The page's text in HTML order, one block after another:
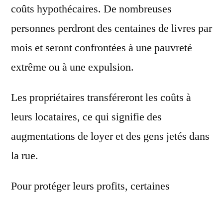
coûts hypothécaires. De nombreuses
personnes perdront des centaines de livres par
mois et seront confrontées à une pauvreté
extrême ou à une expulsion.
Les propriétaires transféreront les coûts à
leurs locataires, ce qui signifie des
augmentations de loyer et des gens jetés dans
la rue.
Pour protéger leurs profits, certaines